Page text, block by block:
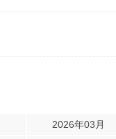
2026年03月